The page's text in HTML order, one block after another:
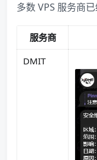
多数 VPS 服务商
服务商
DMIT